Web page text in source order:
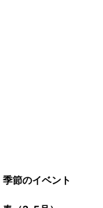
季節のイベント